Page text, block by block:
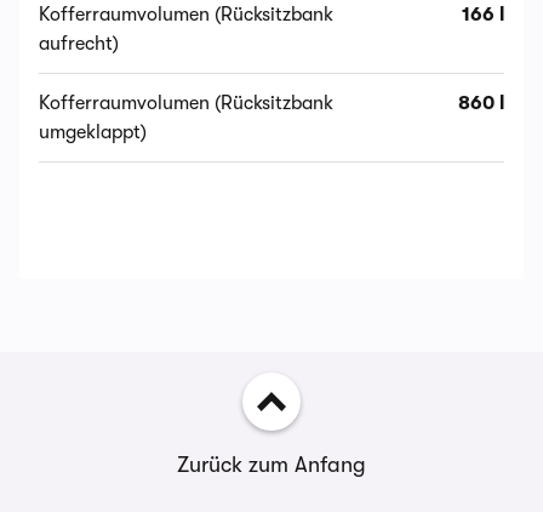
Kofferraumvolumen (Rücksitzbank
aufrecht)
166 l
Kofferraumvolumen (Rücksitzbank
umgeklappt)
860 l
Zurück zum Anfang